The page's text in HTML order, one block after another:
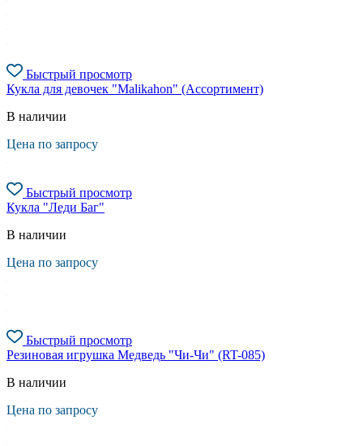
Быстрый просмотр
Кукла для девочек "Malikahon" (Ассортимент)
В наличии
Цена по запросу
Быстрый просмотр
Кукла "Леди Баг"
В наличии
Цена по запросу
Быстрый просмотр
Резиновая игрушка Медведь "Чи-Чи" (RT-085)
В наличии
Цена по запросу